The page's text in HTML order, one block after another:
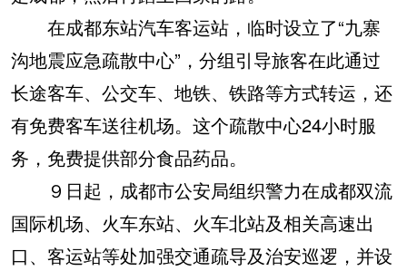
在成都东站汽车客运站，临时设立了“九寨
沟地震应急疏散中心”，分组引导旅客在此通过
长途客车、公交车、地铁、铁路等方式转运，还
有免费客车送往机场。这个疏散中心24小时服
务，免费提供部分食品药品。
９日起，成都市公安局组织警力在成都双流
国际机场、火车东站、火车北站及相关高速出
口、客运站等处加强交通疏导及治安巡逻，并设